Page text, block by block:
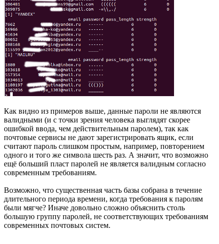
Как видно из примеров выше, данные пароли не являются
валидными (и с точки зрения человека выглядят скорее
ошибкой ввода, чем действительным паролем), так как
почтовые сервисы не дают зарегистрировать ящик, если
считают пароль слишком простым, например, повторением
одного и того же символа шесть раз. А значит, что возможно
ещё больший пласт паролей не является валидным согласно
современным требованиям.
Возможно, что существенная часть базы собрана в течение
длительного периода времени, когда требования к паролям
были мягче? Иначе довольно сложно объяснить столь
большую группу паролей, не соответствующих требованиям
современных почтовых систем.